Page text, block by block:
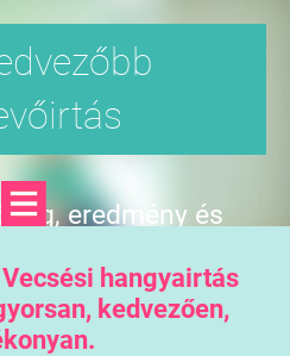
eredmény és
hangyairtás
kedvezően,